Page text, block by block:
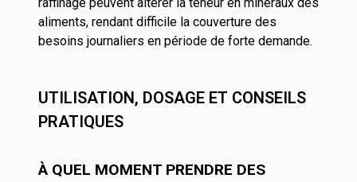
aliments, rendant difficile la couverture des
besoins journaliers en période de forte demande.
UTILISATION, DOSAGE ET CONSEILS
PRATIQUES
À QUEL MOMENT PRENDRE DES